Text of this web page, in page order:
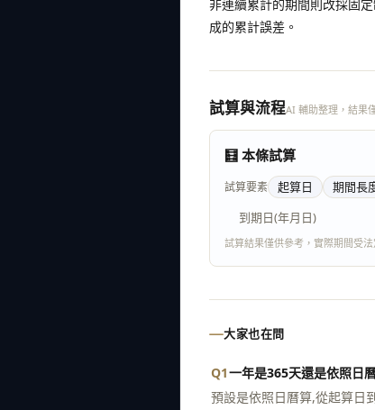
非連續累計的期間則改採固
成的累計誤差。
試算與流程AI 輔助整理，結果
🧮 本條試算
試算要素 起算日 期間長
到期日(年月日)
試算結果僅供參考，實際期間受
大家也在問
Q1一年是365天還是依照日
預設是依照日曆算,從起算日